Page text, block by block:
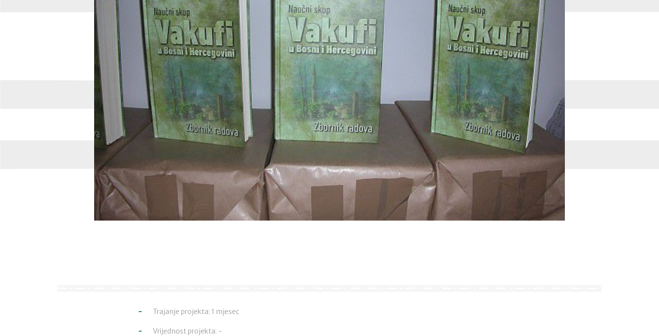
Trajanje projekta: 1 mjesec
Vrijednost projekta: -